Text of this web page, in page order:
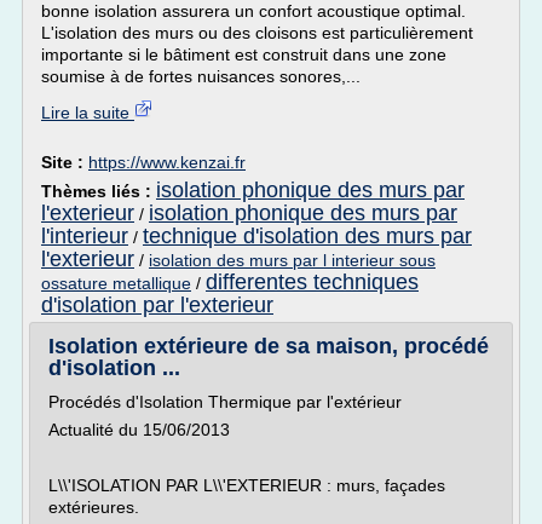
bonne isolation assurera un confort acoustique optimal.
L'isolation des murs ou des cloisons est particulièrement
importante si le bâtiment est construit dans une zone
soumise à de fortes nuisances sonores,...
Lire la suite
Site : https://www.kenzai.fr
Thèmes liés : isolation phonique des murs par
l'exterieur / isolation phonique des murs par
l'interieur / technique d'isolation des murs par
l'exterieur / isolation des murs par l interieur sous
ossature metallique / differentes techniques
d'isolation par l'exterieur
Isolation extérieure de sa maison, procédé
d'isolation ...
Procédés d'Isolation Thermique par l'extérieur
Actualité du 15/06/2013
L\\'ISOLATION PAR L\\'EXTERIEUR : murs, façades
extérieures.